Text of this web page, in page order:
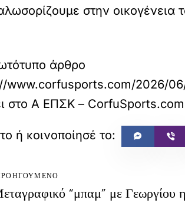
στην οικογένεια
άρθρο
www.corfusports.com/2026/06/
στο Α ΕΠΣΚ – CorfuSports.com
“μπαμ” με